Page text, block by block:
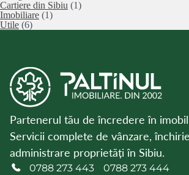
Cartiere din Sibiu (1)
Imobiliare (1)
Utile (6)
Partenerul tău de încredere în
Servicii complete de vânzare,
administrare proprietăți în Sibiu.
0788 273 443
0788 273 444